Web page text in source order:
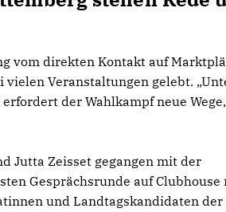
vom direkten Kontakt auf
vielen Veranstaltungen gelebt.
der Wahlkampf neue
Jutta Zeisset gegangen mit der
Gesprächsrunde auf Clubhouse
und Landtagskandidaten der